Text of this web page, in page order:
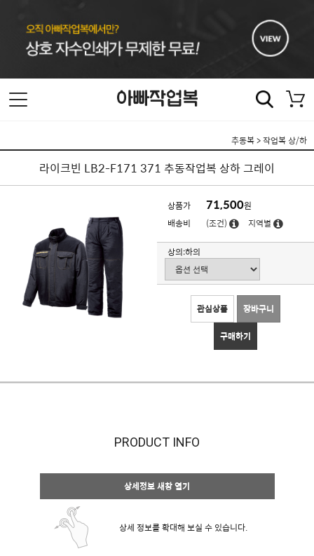
추동복>작업복 상/하
라이크빈 LB2-F171 371 추동작업복 상하 그레이
상품가 71,500원
배송비
(조건) 지역별
상의:하의
관심상품 장바구니
구매하기
PRODUCT INFO
상세정보 새창 열기
상세 정보를 확대해 보실 수 있습니다.